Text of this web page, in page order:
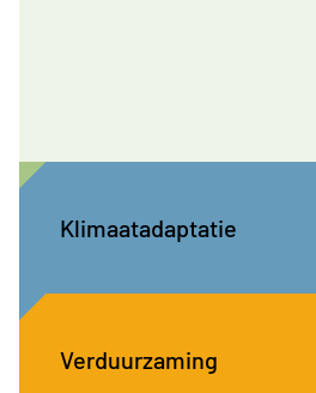
Klimaatadaptatie
Verduurzaming